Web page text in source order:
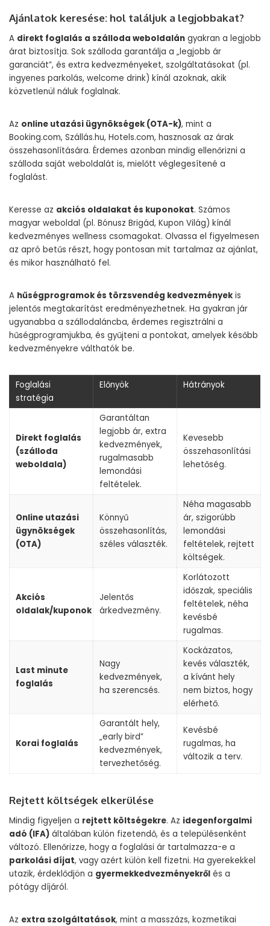
Ajánlatok keresése: hol találjuk a legjobbakat?
A direkt foglalás a szálloda weboldalán gyakran a legjobb
árat biztosítja. Sok szálloda garantálja a „legjobb ár
garanciát”, és extra kedvezményeket, szolgáltatásokat (pl.
ingyenes parkolás, welcome drink) kínál azoknak, akik
közvetlenül náluk foglalnak.
Az online utazási ügynökségek (OTA-k), mint a
Booking.com, Szállás.hu, Hotels.com, hasznosak az árak
összehasonlítására. Érdemes azonban mindig ellenőrizni a
szálloda saját weboldalát is, mielőtt véglegesítené a
foglalást.
Keresse az akciós oldalakat és kuponokat. Számos
magyar weboldal (pl. Bónusz Brigád, Kupon Világ) kínál
kedvezményes wellness csomagokat. Olvassa el figyelmesen
az apró betűs részt, hogy pontosan mit tartalmaz az ajánlat,
és mikor használható fel.
A hűségprogramok és törzsvendég kedvezmények is
jelentős megtakarítást eredményezhetnek. Ha gyakran jár
ugyanabba a szállodaláncba, érdemes regisztrálni a
hűségprogramjukba, és gyűjteni a pontokat, amelyek később
kedvezményekre válthatók be.
Foglalási
stratégia
Előnyök Hátrányok
Direkt foglalás
(szálloda
weboldala)
Garantáltan
legjobb ár, extra
kedvezmények,
rugalmasabb
lemondási
feltételek.
Kevesebb
összehasonlítási
lehetőség.
Online utazási
ügynökségek
(OTA)
Könnyű
összehasonlítás,
széles választék.
Néha magasabb
ár, szigorúbb
lemondási
feltételek, rejtett
költségek.
Akciós
oldalak/kuponok
Jelentős
árkedvezmény.
Korlátozott
időszak, speciális
feltételek, néha
kevésbé
rugalmas.
Last minute
foglalás
Nagy
kedvezmények,
ha szerencsés.
Kockázatos,
kevés választék,
a kívánt hely
nem biztos, hogy
elérhető.
Korai foglalás
Garantált hely,
„early bird”
kedvezmények,
tervezhetőség.
Kevésbé
rugalmas, ha
változik a terv.
Rejtett költségek elkerülése
Mindig figyeljen a rejtett költségekre. Az idegenforgalmi
adó (IFA) általában külön fizetendő, és a településenként
változó. Ellenőrizze, hogy a foglalási ár tartalmazza-e a
parkolási díjat, vagy azért külön kell fizetni. Ha gyerekekkel
utazik, érdeklődjön a gyermekkedvezményekről és a
pótágy díjáról.
Az extra szolgáltatások, mint a masszázs, kozmetikai